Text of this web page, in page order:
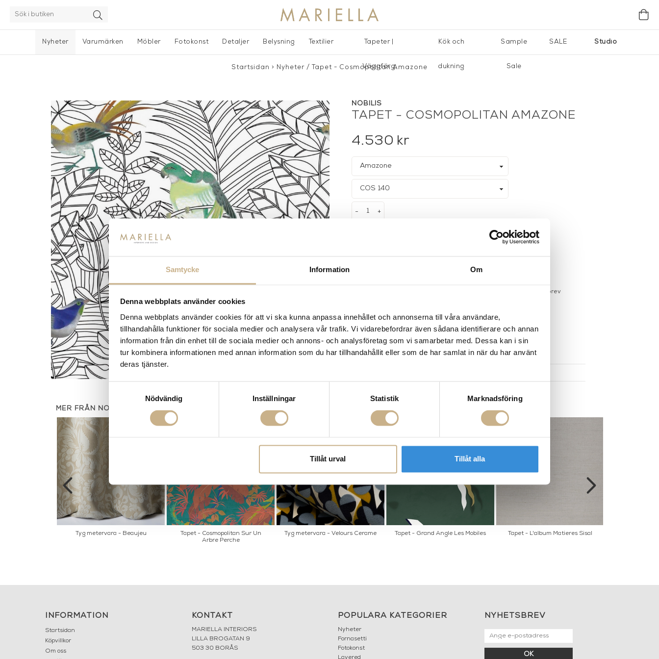
Samtycke Information Om
Denna webbplats använder cookies
Denna webbplats använder cookies för att vi ska kunna anpassa innehållet och annonserna till våra användare,
tillhandahålla funktioner för sociala medier och analysera vår trafik. Vi vidarebefordrar även sådana identifierare och annan
information från din enhet till de sociala medier och annons- och analysföretag som vi samarbetar med. Dessa kan i sin
tur kombinera informationen med annan information som du har tillhandahållit eller som de har samlat in när du har använt
deras tjänster.
Nödvändig
Inställningar Statistik Marknadsföring
Tillåt urval Tillåt alla
Nyheter Studio
Varumärken Möbler Fotokonst Detaljer Belysning Textilier Tapeter |
Väggfärg
Kök och
dukning
Sample
Sale
SALE
Startsidan > Nyheter / Tapet - Cosmopolitan Amazone
NOBILIS
TAPET - COSMOPOLITAN AMAZONE
4.530 kr
+
-
Läs mer
när du registrerar dig för vårt nyhetsbrev
900:- i frakt vid köp av större möbler
Hämta i butik
FRÅGA OSS OM PRODUKTEN
MER FRÅN NOBILIS
Tyg metervara - Beaujeu
Tapet - Cosmopolitan Sur Un
Arbre Perche
Tyg metervara - Velours Cerame Tapet - Grand Angle Les Mobiles Tapet - L'album Matieres Sisal
INFORMATION
Startsidan
Köpvillkor
Om oss
KONTAKT
MARIELLA INTERIORS
LILLA BROGATAN 9
503 30 BORÅS
POPULÄRA KATEGORIER
Nyheter
Fornasetti
Fotokonst
Layered
NYHETSBREV
OK